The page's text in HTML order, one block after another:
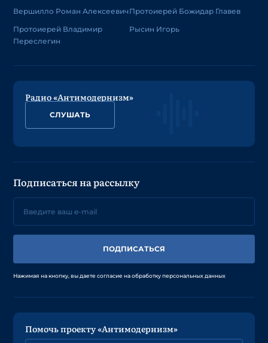
Вершилло Роман Алексеевич
Протоиерей Владимир
Переслегин
Протоиерей Божидар Главев
Рысин Игорь
Радио «Антимодернизм»
СЛУШАТЬ
Подписаться на рассылку
ПОДПИСАТЬСЯ
Нажимая на кнопку, вы даете согласие на обработку персональных данных
Помочь проекту «Антимодернизм»